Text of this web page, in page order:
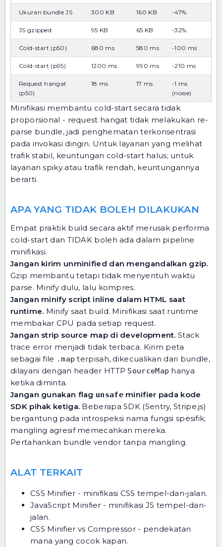
Ukuran bundle JS 300 KB 160 KB -47%
JS gzipped 95 KB 65 KB -32%
Cold-start (p50) 680 ms 580 ms -100 ms
Cold-start (p95) 1200 ms 990 ms -210 ms
Request hangat
(p50)
18 ms 17 ms
-1 ms
(noise)
Minifikasi membantu cold-start secara tidak
proporsional - request hangat tidak melakukan re-
parse bundle, jadi penghematan terkonsentrasi
pada invokasi dingin. Untuk layanan yang melihat
trafik stabil, keuntungan cold-start halus; untuk
layanan spiky atau trafik rendah, keuntungannya
berarti.
APA YANG TIDAK BOLEH DILAKUKAN
Empat praktik build secara aktif merusak performa
cold-start dan TIDAK boleh ada dalam pipeline
minifikasi.
Jangan kirim unminified dan mengandalkan gzip.
Gzip membantu tetapi tidak menyentuh waktu
parse. Minify dulu, lalu kompres.
Jangan minify script inline dalam HTML saat
runtime. Minify saat build. Minifikasi saat runtime
membakar CPU pada setiap request.
Jangan strip source map di development. Stack
trace error menjadi tidak terbaca. Kirim peta
sebagai file .map terpisah, dikecualikan dari bundle,
dilayani dengan header HTTP SourceMap hanya
ketika diminta.
Jangan gunakan flag unsafeminifier pada kode
SDK pihak ketiga. Beberapa SDK (Sentry, Stripe.js)
bergantung pada introspeksi nama fungsi spesifik;
mangling agresif memecahkan mereka.
Pertahankan bundle vendor tanpa mangling.
ALAT TERKAIT
CSS Minifier - minifikasi CSS tempel-dan-jalan.
JavaScript Minifier - minifikasi JS tempel-dan-
jalan.
CSS Minifier vs Compressor- pendekatan
mana yang cocok kapan.